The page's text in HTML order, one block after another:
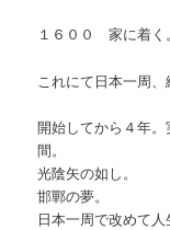
１６００ 家に着く。
これにて日本一周、
開始してから４年
間。
光陰矢の如し。
邯鄲の夢。
日本一周で改めて人